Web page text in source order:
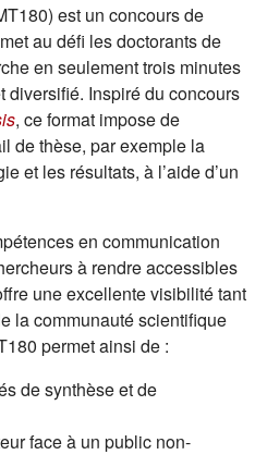
est un concours de
au défi les doctorants de
en seulement trois minutes
diversifié. Inspiré du concours
(s'ouvre dans un nouvel onglet)
, ce format impose de
de thèse, par exemple la
et les résultats, à l’aide d’un
en communication
à rendre accessibles
une excellente visibilité tant
la communauté scientifique
permet ainsi de :
de synthèse et de
face à un public non-